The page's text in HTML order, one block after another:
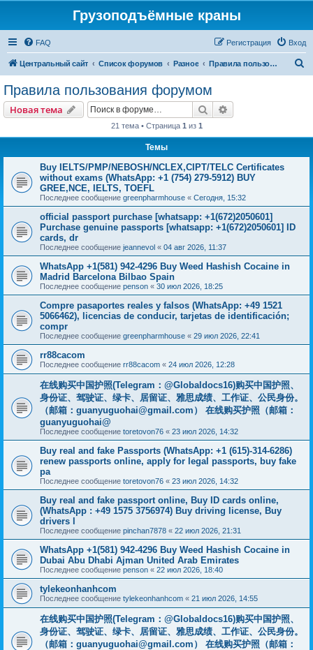
Грузоподъёмные краны
FAQ Вход
Регистрация
Центральный сайт Список форумов Разное Правила пользования форумом
Правила пользования форумом
Новая тема Поиск
21 тема • Страница 1 из 1
Темы
Buy IELTS/PMP/NEBOSH/NCLEX,CIPT/TELC Certificates
without exams (WhatsApp: +1 (754) 279-5912) BUY
GREE,NCE, IELTS, TOEFL
Последнее сообщение greenpharmhouse « Сегодня, 15:32
official passport purchase [whatsapp: +1(672)2050601]
Purchase genuine passports [whatsapp: +1(672)2050601] ID
cards, dr
Последнее сообщение jeannevol « 04 авг 2026, 11:37
WhatsApp +1(581) 942-4296 Buy Weed Hashish Cocaine in
Madrid Barcelona Bilbao Spain
Последнее сообщение penson « 30 июл 2026, 18:25
Compre pasaportes reales y falsos (WhatsApp: +49 1521
5066462), licencias de conducir, tarjetas de identificación;
compr
Последнее сообщение greenpharmhouse « 29 июл 2026, 22:41
rr88cacom
Последнее сообщение rr88cacom « 24 июл 2026, 12:28
在线购买中国护照(Telegram：@Globaldocs16)购买中国护照、
身份证、驾驶证、绿卡、居留证、雅思成绩、工作证、公民身份。
（邮箱： guanyuguohai@gmail.com ） 在线购买护照（邮箱：
guanyuguohai@
Последнее сообщение toretovon76 « 23 июл 2026, 14:32
Buy real and fake Passports (WhatsApp: +1 (615)-314-6286)
renew passports online, apply for legal passports, buy fake
pa
Последнее сообщение toretovon76 « 23 июл 2026, 14:32
Buy real and fake passport online, Buy ID cards online,
(WhatsApp : +49 1575 3756974) Buy driving license, Buy
drivers l
Последнее сообщение pinchan7878 « 22 июл 2026, 21:31
WhatsApp +1(581) 942-4296 Buy Weed Hashish Cocaine in
Dubai Abu Dhabi Ajman United Arab Emirates
Последнее сообщение penson « 22 июл 2026, 18:40
tylekeonhanhcom
Последнее сообщение tylekeonhanhcom « 21 июл 2026, 14:55
在线购买中国护照(Telegram：@Globaldocs16)购买中国护照、
身份证、驾驶证、绿卡、居留证、雅思成绩、工作证、公民身份。
（邮箱： guanyuguohai@gmail.com ） 在线购买护照（邮箱：